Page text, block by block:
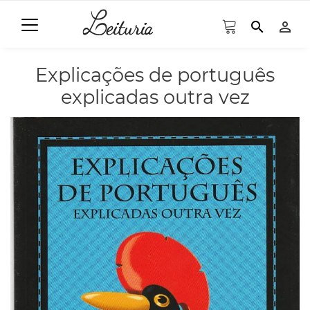
search person_outline
Explicações de português
explicadas outra vez